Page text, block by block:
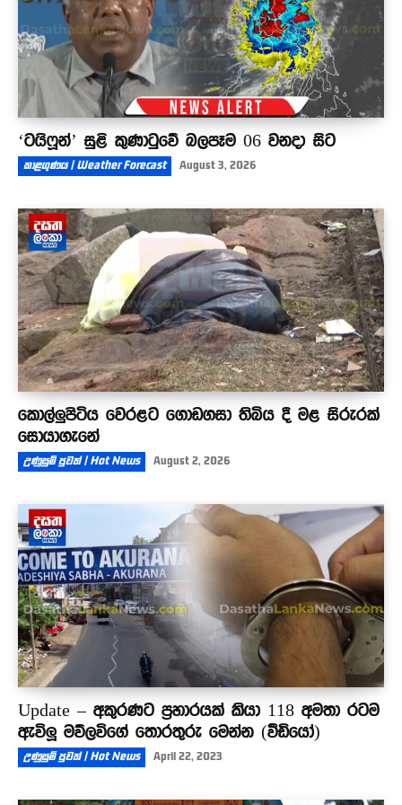
‘ටයිෆූන්’ සුළි කුණාටුවේ බලපෑම 06 වනදා සිට
කාළගුණය | Weather Forecast August 3, 2026
කොල්ලුපිටිය වෙරළට ගොඩගසා තිබිය දී මළ සිරුරක්
සොයාගැනේ
උණුසුම් පුවත් | Hot News August 2, 2026
Update – අකුරණට ප්‍රහාරයක් කියා 118 අමතා රටම
ඇවිලූ මව්ලවිගේ තොරතුරු මෙන්න (වීඩියෝ)
උණුසුම් පුවත් | Hot News April 22, 2023